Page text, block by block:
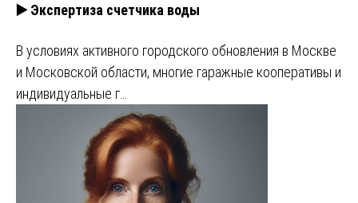
▶️ Экспертиза счетчика воды
В условиях активного городского обновления в Москве
и Московской области, многие гаражные кооперативы и
индивидуальные г…